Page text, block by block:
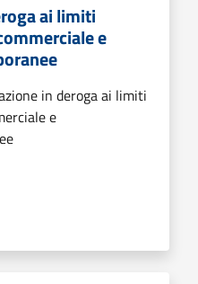
ai limiti
e
in deroga ai limiti
e